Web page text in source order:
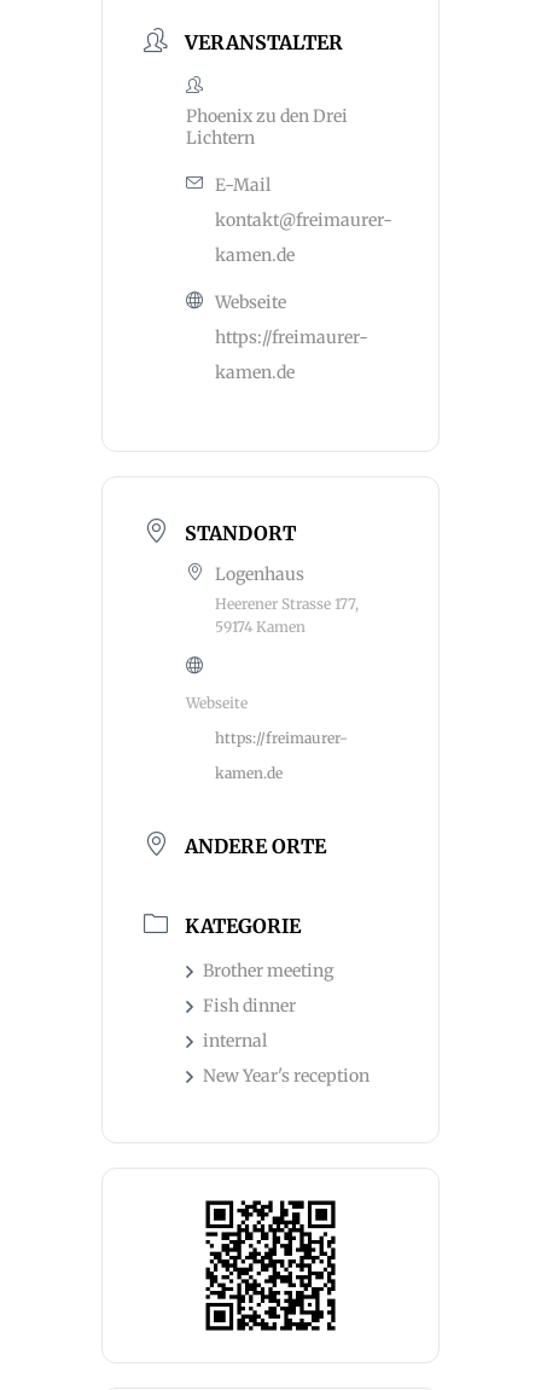
VERANSTALTER
Phoenix zu den Drei
Lichtern
E-Mail
kontakt@freimaurer-
kamen.de
Webseite
https://freimaurer-
kamen.de
STANDORT
Logenhaus
Heerener Strasse 177,
59174 Kamen
Webseite
https://freimaurer-
kamen.de
ANDERE ORTE
KATEGORIE
Brother meeting
Fish dinner
internal
New Year's reception